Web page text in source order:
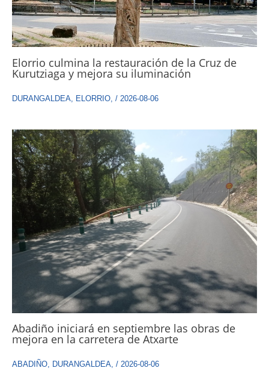
Elorrio culmina la restauración de la Cruz de
Kurutziaga y mejora su iluminación
DURANGALDEA, ELORRIO, / 2026-08-06
Abadiño iniciará en septiembre las obras de
mejora en la carretera de Atxarte
ABADIÑO, DURANGALDEA, / 2026-08-06